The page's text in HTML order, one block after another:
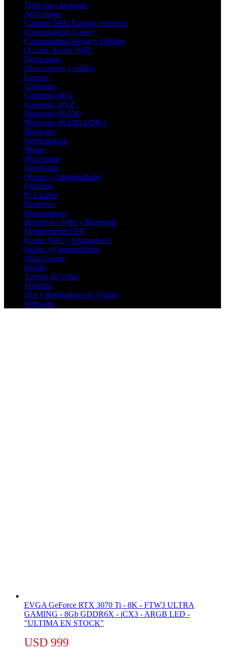
Todas las categorias
Auriculares
Camaras WiFi Exterior e Interior
Computadoras Gamer
Computadoras Hogar y Oficina
D-LinK Router WiFi
Destacados
Discos duros y solidos
Fuentes
Gabinetes
Gabinetes MSI
Gabinetes XYZ
Memorias (RAM)
Memorias (RAM) DDR-5
Monitores
Motherboards
Mouse
Mousepads
Notebooks
Ofertas y Oportunidades
Parlantes
Pc Combo
Pendrives
Procesadores
Receptores WiFi y Bluetooth
Refrigeración CPU
Router WiFi y Adaptadores
Saldos y Oportunidades
Sillas Gamer
Sonido
Tarjetas de Video
Teclados
Ups y Reguladores de Voltaje
Webcams
EVGA GeForce RTX 3070 Ti - 8K - FTW3 ULTRA
GAMING - 8Gb GDDR6X - iCX3 - ARGB LED -
"ULTIMA EN STOCK"
USD 999